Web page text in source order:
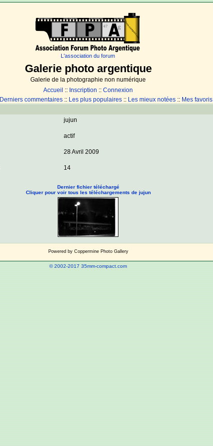
L'association du forum
Galerie photo argentique
Galerie de la photographie non numérique
Accueil :: Inscription :: Connexion
Derniers commentaires :: Les plus populaires :: Les mieux notées :: Mes favoris
jujun
actif
28 Avril 2009
14
Dernier fichier téléchargé
Cliquer pour voir tous les téléchargements de jujun
Powered by Coppermine Photo Gallery
© 2002-2017 35mm-compact.com